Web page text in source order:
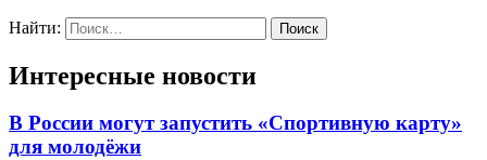
Найти:
Интересные новости
В России могут запустить «Спортивную карту»
для молодёжи